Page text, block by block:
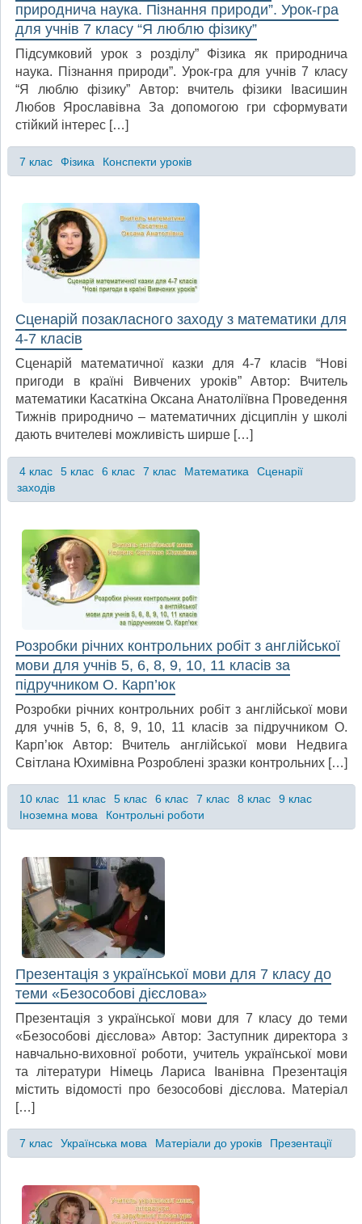
природнича наука. Пізнання природи”. Урок-гра
для учнів 7 класу “Я люблю фізику”
Підсумковий урок з розділу” Фізика як природнича
наука. Пізнання природи”. Урок-гра для учнів 7 класу
“Я люблю фізику” Автор: вчитель фізики Івасишин
Любов Ярославівна За допомогою гри сформувати
стійкий інтерес […]
7 клас Фізика Конспекти уроків
Сценарій позакласного заходу з математики для
4-7 класів
Сценарій математичної казки для 4-7 класів “Нові
пригоди в країні Вивчених уроків” Автор: Вчитель
математики Касаткіна Оксана Анатоліївна Проведення
Тижнів природничо – математичних дісциплін у школі
дають вчителеві можливість ширше […]
4 клас 5 клас 6 клас 7 клас Математика
Сценарії
заходів
Розробки річних контрольних робіт з англійської
мови для учнів 5, 6, 8, 9, 10, 11 класів за
підручником О. Карп’юк
Розробки річних контрольних робіт з англійської мови
для учнів 5, 6, 8, 9, 10, 11 класів за підручником О.
Карп’юк Автор: Вчитель англійської мови Недвига
Світлана Юхимівна Розроблені зразки контрольних […]
10 клас 11 клас 5 клас 6 клас 7 клас 8 клас
9 клас
Іноземна мова
Контрольні роботи
Презентація з української мови для 7 класу до
теми «Безособові дієслова»
Презентація з української мови для 7 класу до теми
«Безособові дієслова» Автор: Заступник директора з
навчально-виховної роботи, учитель української мови
та літератури Німець Лариса Іванівна Презентація
містить відомості про безособові дієслова. Матеріал
[…]
7 клас Українська мова Матеріали до уроків Презентації